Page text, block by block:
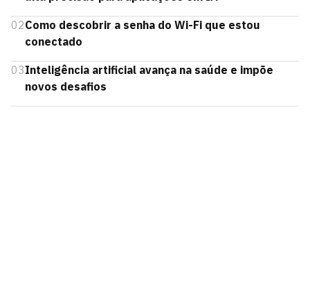
02Como descobrir a senha do Wi-Fi que estou
conectado
03Inteligência artificial avança na saúde e impõe
novos desafios